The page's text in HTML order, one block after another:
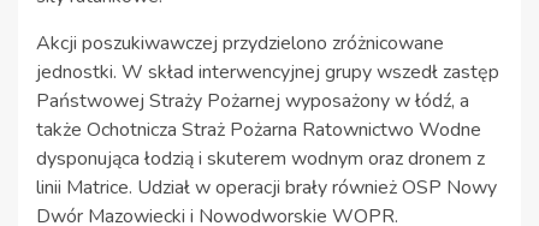
Akcji poszukiwawczej przydzielono zróżnicowane
jednostki. W skład interwencyjnej grupy wszedł zastęp
Państwowej Straży Pożarnej wyposażony w łódź, a
także Ochotnicza Straż Pożarna Ratownictwo Wodne
dysponująca łodzią i skuterem wodnym oraz dronem z
linii Matrice. Udział w operacji brały również OSP Nowy
Dwór Mazowiecki i Nowodworskie WOPR.